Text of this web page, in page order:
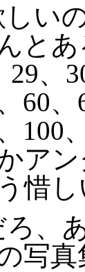
い
と
29、
60
100
ア
惜
ろ、
写